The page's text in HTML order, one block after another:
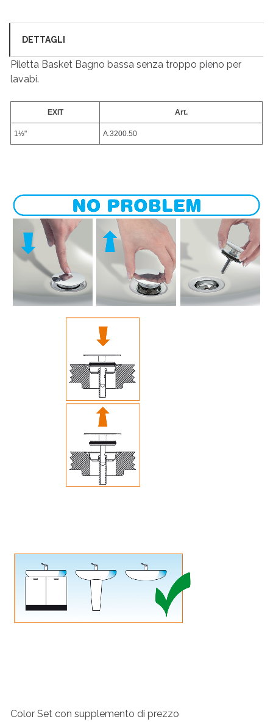
DETTAGLI
Piletta Basket Bagno bassa senza troppo pieno per
lavabi.
EXIT Art.
1½" A.3200.50
Color Set con supplemento di prezzo